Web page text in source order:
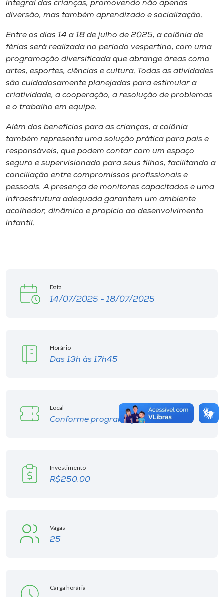
Selecione
A+
A-
integral das crianças, promovendo não apenas
diversão, mas também aprendizado e socialização.
Entre os dias 14 a 18 de julho de 2025, a colônia de
férias será realizada no período vespertino, com uma
programação diversificada que abrange áreas como
artes, esportes, ciências e cultura. Todas as atividades
são cuidadosamente planejadas para estimular a
criatividade, a cooperação, a resolução de problemas
e o trabalho em equipe.
Além dos benefícios para as crianças, a colônia
também representa uma solução prática para pais e
responsáveis, que podem contar com um espaço
seguro e supervisionado para seus filhos, facilitando a
conciliação entre compromissos profissionais e
pessoais. A presença de monitores capacitados e uma
infraestrutura adequada garantem um ambiente
acolhedor, dinâmico e propício ao desenvolvimento
infantil.
Data
14/07/2025 - 18/07/2025
Horário
Das 13h às 17h45
Local
Conforme programação
Investimento
R$250,00
Vagas
25
Carga horária